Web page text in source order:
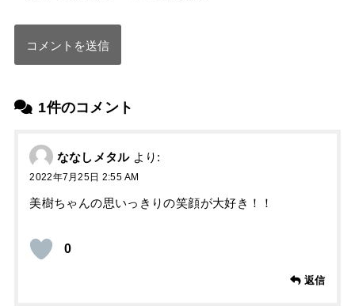
1件のコメント
ななしメタル より:
2022年7月25日 2:55 AM
美樹ちゃんの思いっきりの笑顔が大好き！！
0
返信